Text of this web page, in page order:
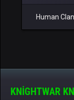
Human
KNIGHTWAR